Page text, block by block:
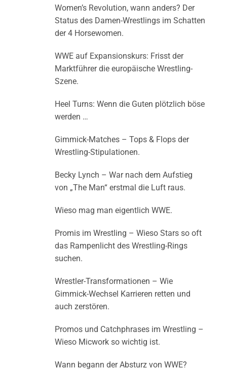
Women’s Revolution, wann anders? Der
Status des Damen-Wrestlings im Schatten
der 4 Horsewomen.
WWE auf Expansionskurs: Frisst der
Marktführer die europäische Wrestling-
Szene.
Heel Turns: Wenn die Guten plötzlich böse
werden …
Gimmick-Matches – Tops & Flops der
Wrestling-Stipulationen.
Becky Lynch – War nach dem Aufstieg
von „The Man“ erstmal die Luft raus.
Wieso mag man eigentlich WWE.
Promis im Wrestling – Wieso Stars so oft
das Rampenlicht des Wrestling-Rings
suchen.
Wrestler-Transformationen – Wie
Gimmick-Wechsel Karrieren retten und
auch zerstören.
Promos und Catchphrases im Wrestling –
Wieso Micwork so wichtig ist.
Wann begann der Absturz von WWE?